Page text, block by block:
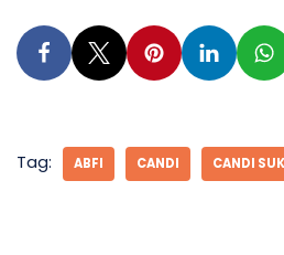
Tag: ABFI CANDI CANDI